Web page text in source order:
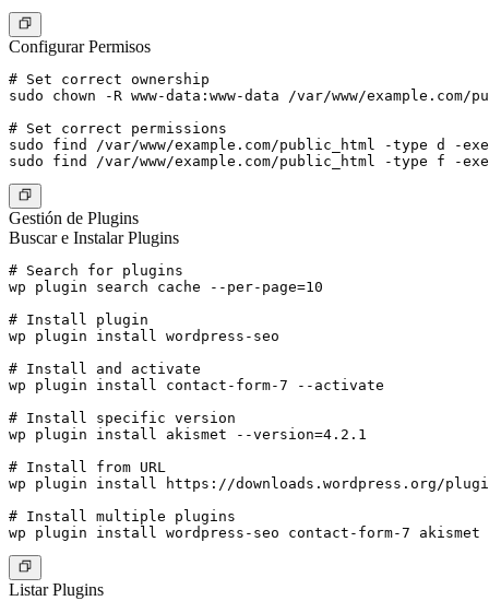
Configurar Permisos
# Set correct ownership
sudo chown -R www-data:www-data /var/www/example.com/
# Set correct permissions
sudo find /var/www/example.com/public_html -type d -
Gestión de Plugins
Buscar e Instalar Plugins
# Search for plugins
wp plugin search cache --per-page=10
# Install plugin
wp plugin install wordpress-seo
# Install and activate
wp plugin install contact-form-7 --activate
# Install specific version
wp plugin install akismet --version=4.2.1
# Install from URL
wp plugin install https://downloads.wordpress.org/
# Install multiple plugins
Listar Plugins